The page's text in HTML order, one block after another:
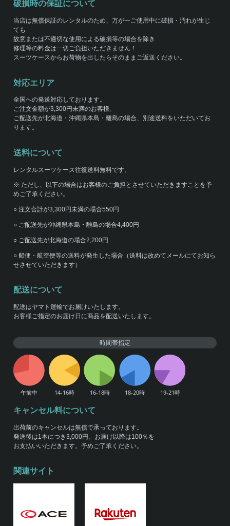
破損時の保証について
当店は無償保証のレンタルのため、万が一ご使用中に破損・汚れが生じ
ても
故意または不適切な使用による破損等の場合を除き
修理等の料金は一切ご負担いただきません！
スーツケースからお荷物を出したらそのままご返送ください。
対応エリア
全国への発送対応しております。
ご注文金額が3,300円未満のお客様、
ご配送先が北海道・沖縄県本島・離島の場合、別途送料をいただいてお
ります。
送料について
レンタルスーツケース往復送料無料です。
※ ただし、以下の場合はお客様のご負担とさせていただきますことを予
めご了承ください。
○ 注文合計が3,300円未満の場合550円
○ ご配送先が沖縄県本島・離島の場合4,400円
○ ご配送先が北海道の場合2,200円
○ 船便・航空便等の送料が発生した場合（送料は改めてメールにてお知ら
せさせていただきます）
配送について
配送はヤマト運輸でお届けいたします。
お客様ご指定のお届け日に商品を配送いたします。
時間帯指定
キャンセル料について
出荷前のキャンセルは無償で承っております。
発送後は1本につき3,000円、お届け以降は100％を
お支払いいただきます。予めご了承ください。
関連サイト